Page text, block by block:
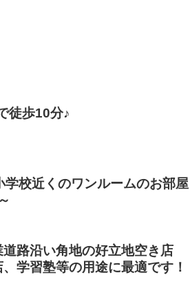
徒歩10分♪
学校近くのワンルームのお部屋
路沿い角地の好立地空き店
学習塾等の用途に最適です！